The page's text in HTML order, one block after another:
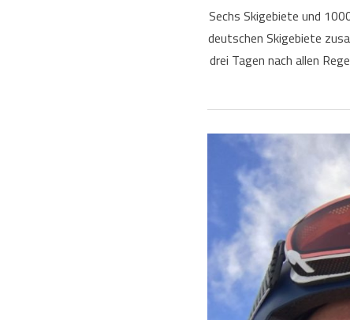
Sechs Skigebiete und
deutschen Skigebiete
drei Tagen nach allen